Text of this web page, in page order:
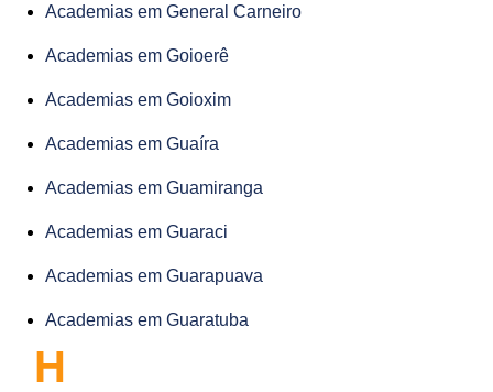
Academias em General Carneiro
Academias em Goioerê
Academias em Goioxim
Academias em Guaíra
Academias em Guamiranga
Academias em Guaraci
Academias em Guarapuava
Academias em Guaratuba
H